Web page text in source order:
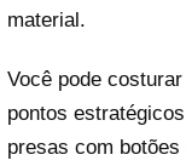
material.
Você pode
pontos
presas com